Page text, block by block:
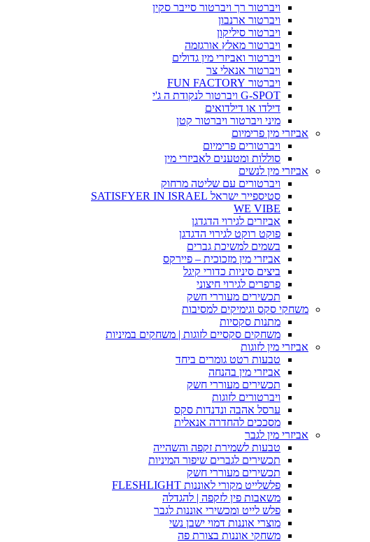
ויברטור רך ויברטור סייבר סקין
ויברטור ארנבון
ויברטור סיליקון
ויברטור מאלץ אורגזמה
ויברטור ואביזרי מין גדולים
ויברטור אנאלי צר
ויברטור FUN FACTORY
G-SPOT ויברטור לנקודת ה ג'י
דילדו או דילדואים
מיני ויברטור ויברטור קטן
אביזרי מין פרימיום
ויברטורים פרימיום
סוללות ומטענים לאביזרי מין
אביזרי מין לנשים
ויברטורים עם שליטה מרחוק
סטיספייר ישראל SATISFYER IN ISRAEL
WE VIBE
אביזרים לגירוי הדגדגן
פוקט רוקט לגירוי הדגדגן
בשמים למשיכת גברים
אביזרי מין מזכוכית – פיירקס
ביצים סיניות כדורי קיגל
פרפרים לגירוי חיצוני
תכשירים מעוררי חשק
משחקי סקס וגימיקים למסיבות
מתנות סקסיות
משחקים סקסיים לזוגות | משחקים במיניות
אביזרי מין לזוגות
טבעות רטט גומרים ביחד
אביזרי מין בהנחה
תכשירים מעוררי חשק
ויברטורים לזוגות
ערסל אהבה ונדנדות סקס
מסככים להחדרה אנאלית
אביזרי מין לגבר
טבעות לשמירת זקפה והשהייה
תכשירים לגברים שיפור המיניות
תכשירים מעוררי חשק
פלשלייט מקורי לאוננות FLESHLIGHT
משאבות פין לזקפה | להגדלה
פלש לייט ומכשירי אוננות לגבר
מוצרי אוננות דמוי ישבן נשי
משחקי אוננות בצורת פה